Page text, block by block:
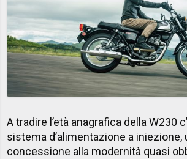
A tradire l’età anagrafica della W230
sistema d’alimentazione a iniezione,
concessione alla modernità quasi